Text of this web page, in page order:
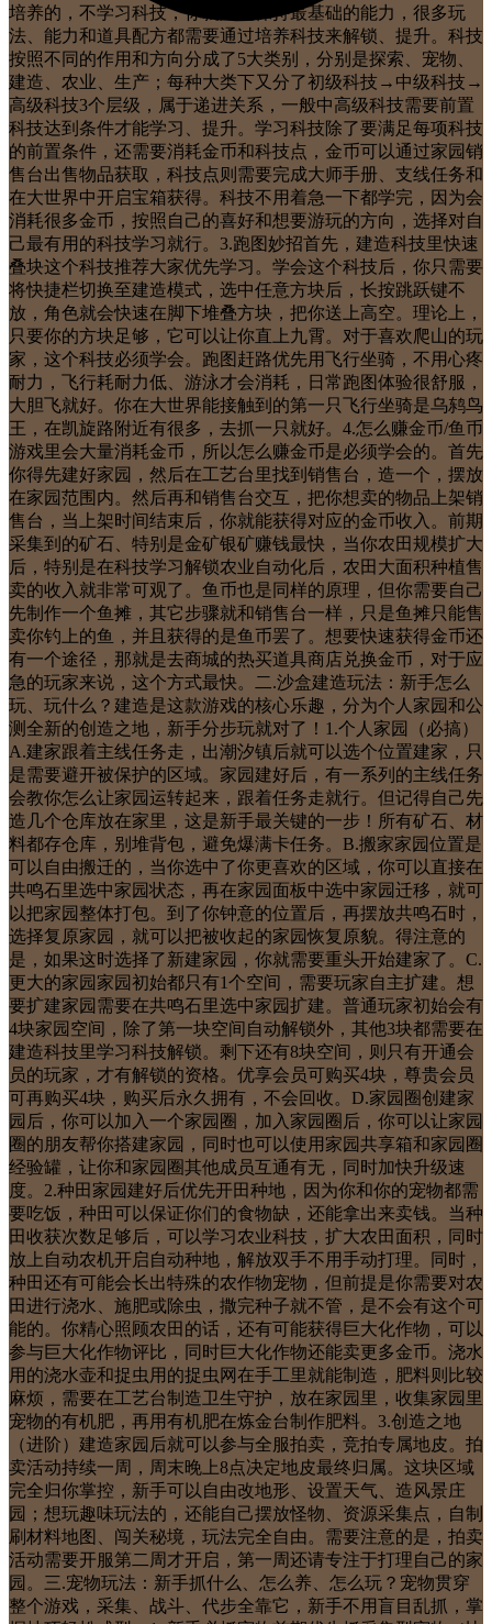
培养的，不学习科技，你就只能保持最基础的能力，很多玩
法、能力和道具配方都需要通过培养科技来解锁、提升。科技
按照不同的作用和方向分成了5大类别，分别是探索、宠物、
建造、农业、生产；每种大类下又分了初级科技→中级科技→
高级科技3个层级，属于递进关系，一般中高级科技需要前置
科技达到条件才能学习、提升。学习科技除了要满足每项科技
的前置条件，还需要消耗金币和科技点，金币可以通过家园销
售台出售物品获取，科技点则需要完成大师手册、支线任务和
在大世界中开启宝箱获得。科技不用着急一下都学完，因为会
消耗很多金币，按照自己的喜好和想要游玩的方向，选择对自
己最有用的科技学习就行。3.跑图妙招首先，建造科技里快速
叠块这个科技推荐大家优先学习。学会这个科技后，你只需要
将快捷栏切换至建造模式，选中任意方块后，长按跳跃键不
放，角色就会快速在脚下堆叠方块，把你送上高空。理论上，
只要你的方块足够，它可以让你直上九霄。对于喜欢爬山的玩
家，这个科技必须学会。跑图赶路优先用飞行坐骑，不用心疼
耐力，飞行耗耐力低、游泳才会消耗，日常跑图体验很舒服，
大胆飞就好。你在大世界能接触到的第一只飞行坐骑是乌鸫鸟
王，在凯旋路附近有很多，去抓一只就好。4.怎么赚金币/鱼币
游戏里会大量消耗金币，所以怎么赚金币是必须学会的。首先
你得先建好家园，然后在工艺台里找到销售台，造一个，摆放
在家园范围内。然后再和销售台交互，把你想卖的物品上架销
售台，当上架时间结束后，你就能获得对应的金币收入。前期
采集到的矿石、特别是金矿银矿赚钱最快，当你农田规模扩大
后，特别是在科技学习解锁农业自动化后，农田大面积种植售
卖的收入就非常可观了。鱼币也是同样的原理，但你需要自己
先制作一个鱼摊，其它步骤就和销售台一样，只是鱼摊只能售
卖你钓上的鱼，并且获得的是鱼币罢了。想要快速获得金币还
有一个途径，那就是去商城的热买道具商店兑换金币，对于应
急的玩家来说，这个方式最快。二.沙盒建造玩法：新手怎么
玩、玩什么？建造是这款游戏的核心乐趣，分为个人家园和公
测全新的创造之地，新手分步玩就对了！1.个人家园（必搞）
A.建家跟着主线任务走，出潮汐镇后就可以选个位置建家，只
是需要避开被保护的区域。家园建好后，有一系列的主线任务
会教你怎么让家园运转起来，跟着任务走就行。但记得自己先
造几个仓库放在家里，这是新手最关键的一步！所有矿石、材
料都存仓库，别堆背包，避免爆满卡任务。B.搬家家园位置是
可以自由搬迁的，当你选中了你更喜欢的区域，你可以直接在
共鸣石里选中家园状态，再在家园面板中选中家园迁移，就可
以把家园整体打包。到了你钟意的位置后，再摆放共鸣石时，
选择复原家园，就可以把被收起的家园恢复原貌。得注意的
是，如果这时选择了新建家园，你就需要重头开始建家了。C.
更大的家园家园初始都只有1个空间，需要玩家自主扩建。想
要扩建家园需要在共鸣石里选中家园扩建。普通玩家初始会有
4块家园空间，除了第一块空间自动解锁外，其他3块都需要在
建造科技里学习科技解锁。剩下还有8块空间，则只有开通会
员的玩家，才有解锁的资格。优享会员可购买4块，尊贵会员
可再购买4块，购买后永久拥有，不会回收。D.家园圈创建家
园后，你可以加入一个家园圈，加入家园圈后，你可以让家园
圈的朋友帮你搭建家园，同时也可以使用家园共享箱和家园圈
经验罐，让你和家园圈其他成员互通有无，同时加快升级速
度。2.种田家园建好后优先开田种地，因为你和你的宠物都需
要吃饭，种田可以保证你们的食物缺，还能拿出来卖钱。当种
田收获次数足够后，可以学习农业科技，扩大农田面积，同时
放上自动农机开启自动种地，解放双手不用手动打理。同时，
种田还有可能会长出特殊的农作物宠物，但前提是你需要对农
田进行浇水、施肥或除虫，撒完种子就不管，是不会有这个可
能的。你精心照顾农田的话，还有可能获得巨大化作物，可以
参与巨大化作物评比，同时巨大化作物还能卖更多金币。浇水
用的浇水壶和捉虫用的捉虫网在手工里就能制造，肥料则比较
麻烦，需要在工艺台制造卫生守护，放在家园里，收集家园里
宠物的有机肥，再用有机肥在炼金台制作肥料。3.创造之地
（进阶）建造家园后就可以参与全服拍卖，竞拍专属地皮。拍
卖活动持续一周，周末晚上8点决定地皮最终归属。这块区域
完全归你掌控，新手可以自由改地形、设置天气、造风景庄
园；想玩趣味玩法的，还能自己摆放怪物、资源采集点，自制
刷材料地图、闯关秘境，玩法完全自由。需要注意的是，拍卖
活动需要开服第二周才开启，第一周还请专注于打理自己的家
园。三.宠物玩法：新手抓什么、怎么养、怎么玩？宠物贯穿
整个游戏，采集、战斗、代步全靠它，新手不用盲目乱抓，掌